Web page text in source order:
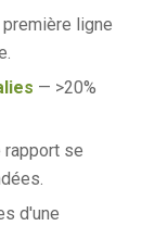
ligne
— >20%
rapport se
d'une